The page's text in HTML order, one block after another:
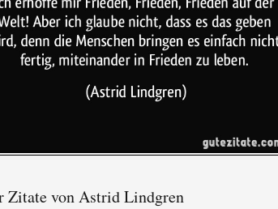
Zitate von Astrid Lindgren